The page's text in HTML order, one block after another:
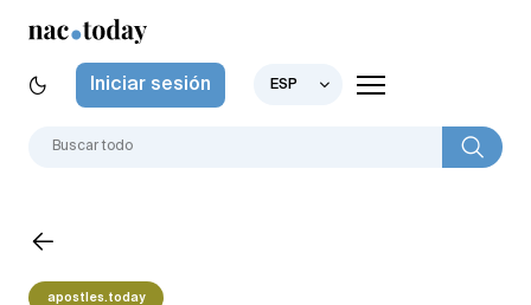
Iniciar sesión ESP
apostles.today